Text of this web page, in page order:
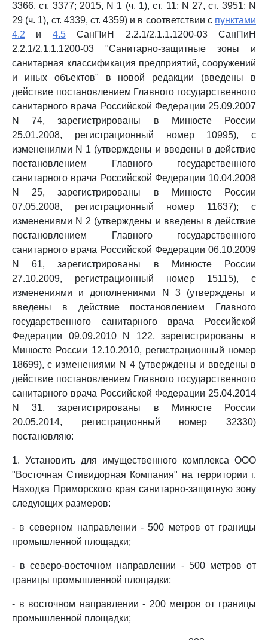
3366, ст. 3377; 2015, N 1 (ч. 1), ст. 11; N 27, ст. 3951; N
29 (ч. 1), ст. 4339, ст. 4359) и в соответствии с пунктами
4.2 и 4.5СанПиН 2.2.1/2.1.1.1200-03 СанПиН
2.2.1/2.1.1.1200-03 "Санитарно-защитные зоны и
санитарная классификация предприятий, сооружений
и иных объектов" в новой редакции (введены в
действие постановлением Главного государственного
санитарного врача Российской Федерации 25.09.2007
N 74, зарегистрированы в Минюсте России
25.01.2008, регистрационный номер 10995), с
изменениями N 1 (утверждены и введены в действие
постановлением Главного государственного
санитарного врача Российской Федерации 10.04.2008
N 25, зарегистрированы в Минюсте России
07.05.2008, регистрационный номер 11637); с
изменениями N 2 (утверждены и введены в действие
постановлением Главного государственного
санитарного врача Российской Федерации 06.10.2009
N 61, зарегистрированы в Минюсте России
27.10.2009, регистрационный номер 15115), с
изменениями и дополнениями N 3 (утверждены и
введены в действие постановлением Главного
государственного санитарного врача Российской
Федерации 09.09.2010 N 122, зарегистрированы в
Минюсте России 12.10.2010, регистрационный номер
18699), с изменениями N 4 (утверждены и введены в
действие постановлением Главного государственного
санитарного врача Российской Федерации 25.04.2014
N 31, зарегистрированы в Минюсте России
20.05.2014, регистрационный номер 32330)
постановляю:
1. Установить для имущественного комплекса ООО
"Восточная Стивидорная Компания" на территории г.
Находка Приморского края санитарно-защитную зону
следующих размеров:
- в северном направлении - 500 метров от границы
промышленной площадки;
- в северо-восточном направлении - 500 метров от
границы промышленной площадки;
- в восточном направлении - 200 метров от границы
промышленной площадки;